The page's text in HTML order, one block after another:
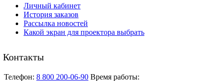
Личный кабинет
История заказов
Рассылка новостей
Какой экран для проектора выбрать
Контакты
Телефон: 8 800 200-06-90 Время работы: